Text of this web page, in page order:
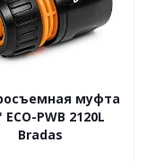
муфта
ECO-PWB 2120L
Bradas